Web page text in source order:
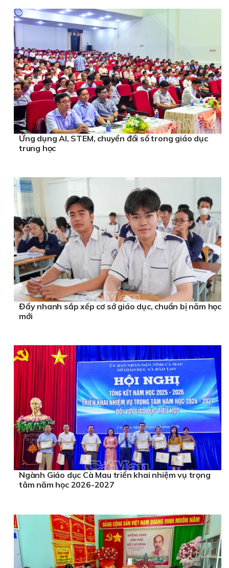
Ứng dụng AI, STEM, chuyển đổi số trong giáo dục
trung học
Đẩy nhanh sắp xếp cơ sở giáo dục, chuẩn bị năm học
mới
Ngành Giáo dục Cà Mau triển khai nhiệm vụ trọng
tâm năm học 2026-2027